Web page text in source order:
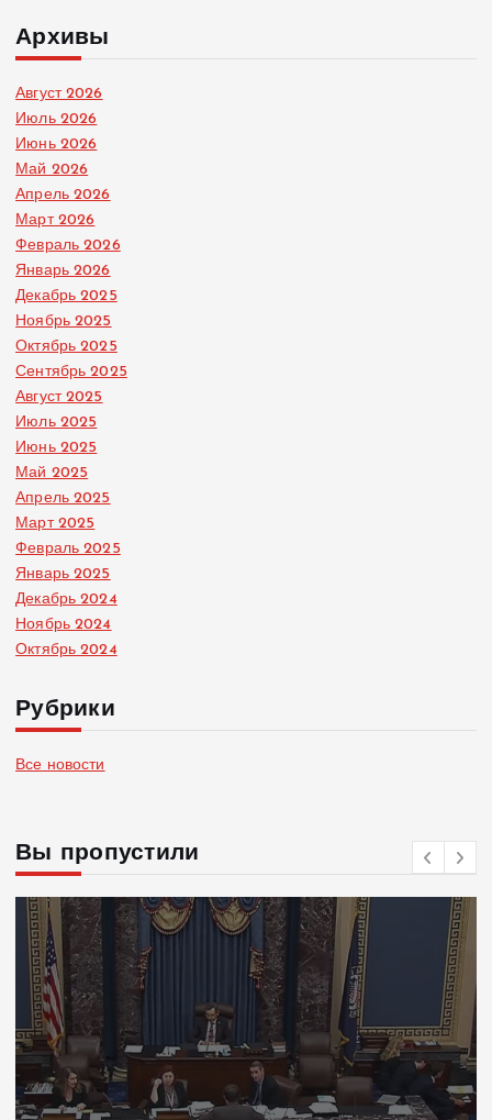
Архивы
Август 2026
Июль 2026
Июнь 2026
Май 2026
Апрель 2026
Март 2026
Февраль 2026
Январь 2026
Декабрь 2025
Ноябрь 2025
Октябрь 2025
Сентябрь 2025
Август 2025
Июль 2025
Июнь 2025
Май 2025
Апрель 2025
Март 2025
Февраль 2025
Январь 2025
Декабрь 2024
Ноябрь 2024
Октябрь 2024
Рубрики
Все новости
Вы пропустили